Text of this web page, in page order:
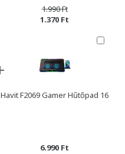
1.990 Ft
1.370 Ft
Havit F2069 Gamer Hűtőpad 16
6.990 Ft